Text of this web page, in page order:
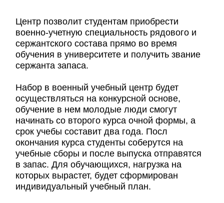
Центр позволит студентам приобрести
военно-учетную специальность рядового и
сержантского состава прямо во время
обучения в университете и получить звание
сержанта запаса.
Набор в военный учебный центр будет
осуществляться на конкурсной основе,
обучение в нем молодые люди смогут
начинать со второго курса очной формы, а
срок учебы составит два года. Посл
окончания курса студенты соберутся на
учебные сборы и после выпуска отправятся
в запас. Для обучающихся, нагрузка на
которых вырастет, будет сформирован
индивидуальный учебный план.